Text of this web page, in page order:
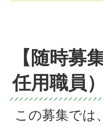
【随時募
任用職員
この募集では